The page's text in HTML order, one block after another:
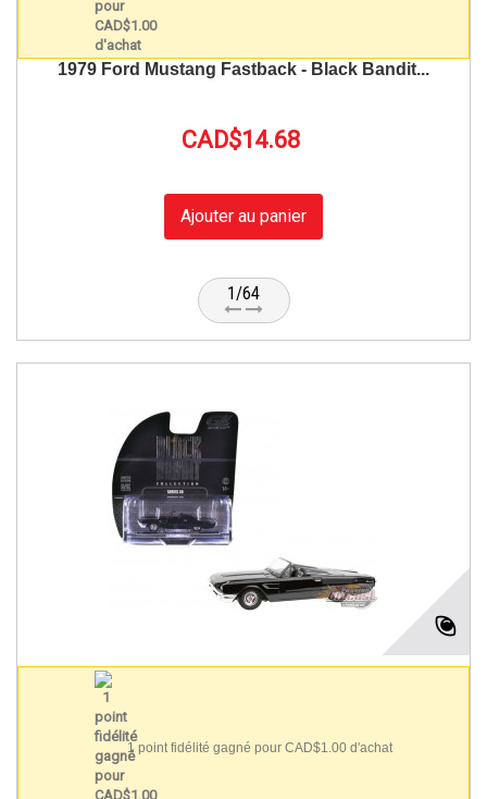
1979 Ford Mustang Fastback - Black Bandit...
CAD$14.68
Ajouter au panier
1/64
1 point fidélité gagné pour CAD$1.00 d'achat